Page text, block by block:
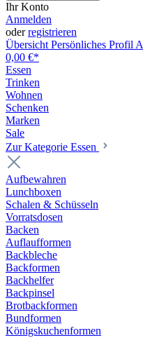
Ihr Konto
Anmelden
oderregistrieren
Übersicht Persönliches Profil
0,00 €*
Essen
Trinken
Wohnen
Schenken
Marken
Sale
Zur Kategorie Essen
Aufbewahren
Lunchboxen
Schalen & Schüsseln
Vorratsdosen
Backen
Auflaufformen
Backbleche
Backformen
Backhelfer
Backpinsel
Brotbackformen
Bundformen
Königskuchenformen